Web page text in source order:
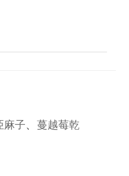
麻子、 蔓越莓乾